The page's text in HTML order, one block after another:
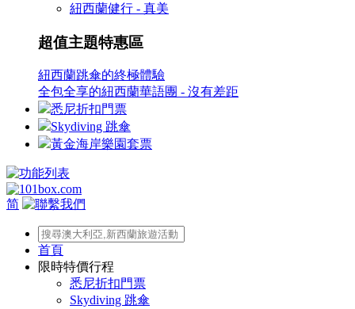
紐西蘭健行 - 真美
超值主題特惠區
紐西蘭跳傘的終極體驗
全包全享的紐西蘭華語團 - 沒有差距
悉尼折扣門票
Skydiving 跳傘
黃金海岸樂園套票
简
首頁
限時特價行程
悉尼折扣門票
Skydiving 跳傘